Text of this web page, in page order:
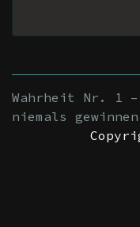
Wahrheit Nr. 1
niemals